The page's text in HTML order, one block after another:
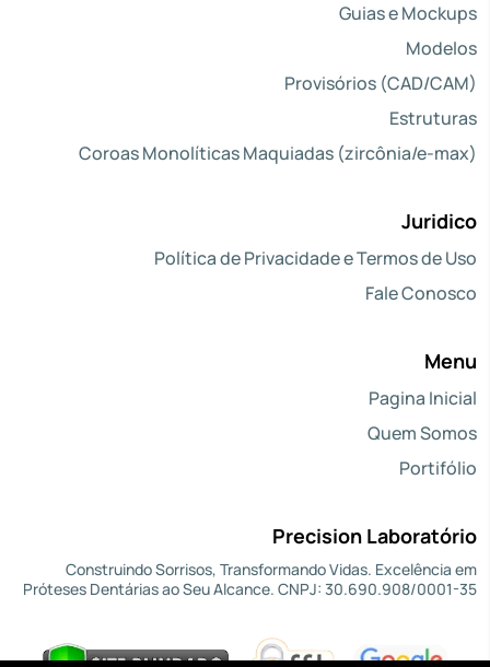
Guias e Mockups
Modelos
Provisórios (CAD/CAM)
Estruturas
Coroas Monolíticas Maquiadas (zircônia/e-max)
Juridico
Política de Privacidade e Termos de Uso
Fale Conosco
Menu
Pagina Inicial
Quem Somos
Portifólio
Precision Laboratório
Construindo Sorrisos, Transformando Vidas. Excelência em
Próteses Dentárias ao Seu Alcance. CNPJ: 30.690.908/0001-35